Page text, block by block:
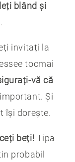
blând și
invitați la
tocmai
vă că
Și
își dorește.
beți! Tipa
probabil